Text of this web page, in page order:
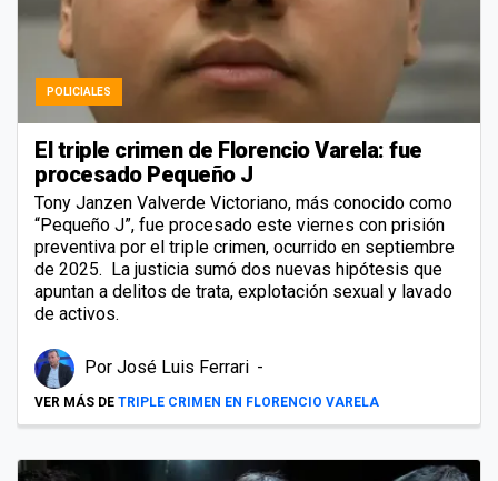
POLICIALES
El triple crimen de Florencio Varela: fue
procesado Pequeño J
Tony Janzen Valverde Victoriano, más conocido como
“Pequeño J”, fue procesado este viernes con prisión
preventiva por el triple crimen, ocurrido en septiembre
de 2025. La justicia sumó dos nuevas hipótesis que
apuntan a delitos de trata, explotación sexual y lavado
de activos.
Por José Luis Ferrari
VER MÁS DE TRIPLE CRIMEN EN FLORENCIO VARELA